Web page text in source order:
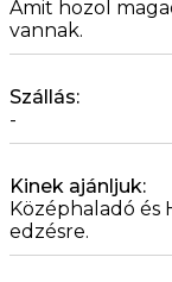
Amit hozol
vannak.
Szállás:
-
Kinek ajánljuk:
Középhaladó és
edzésre.